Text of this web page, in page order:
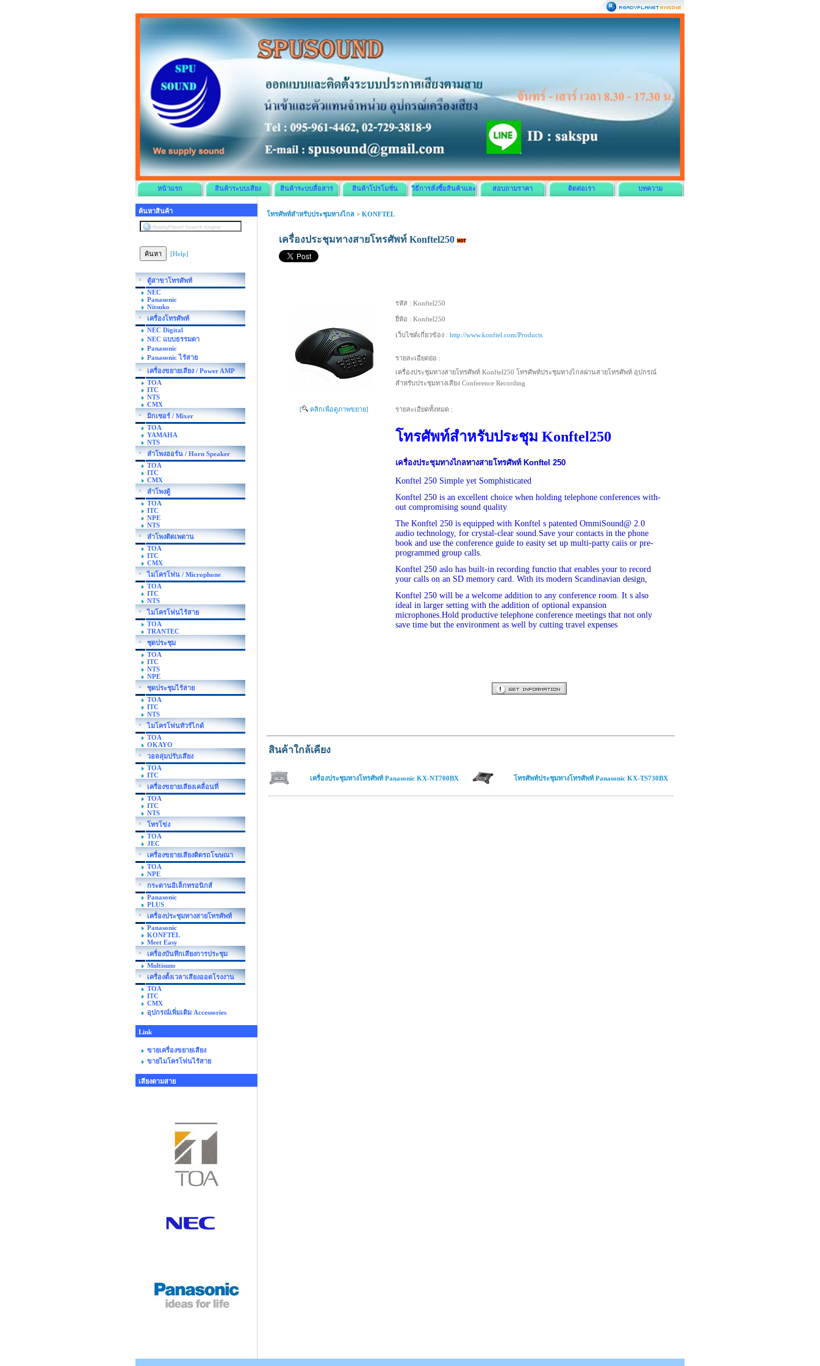
หน้าแรก สินค้าระบบเสียง สินค้าระบบสื่อสาร สินค้าโปรโมชั่น วิธีการสั่งซื้อสินค้าและ สอบถามราคา ติดต่อเรา บทความ
ค้นหาสินค้า
[Help]
ตู้สาขาโทรศัพท์
NEC
Panasonic
Nitsuko
เครื่องโทรศัพท์
NEC Digital
NEC แบบธรรมดา
Panasonic
Panasonic ไร้สาย
เครื่องขยายเสียง / Power AMP
TOA
ITC
NTS
CMX
มิกเซอร์ / Mixer
TOA
YAMAHA
NTS
ลำโพงฮอร์น / Horn Speaker
TOA
ITC
CMX
ลำโพงตู้
TOA
ITC
NPE
NTS
ลำโพงติดเพดาน
TOA
ITC
CMX
ไมโครโฟน / Microphone
TOA
ITC
NTS
ไมโครโฟนไร้สาย
TOA
TRANTEC
ชุดประชุม
TOA
ITC
NTS
NPE
ชุดประชุมไร้สาย
TOA
ITC
NTS
ไมโครโฟนทัวร์ไกด์
TOA
OKAYO
วอลลุ่มปรับเสียง
TOA
ITC
เครื่องขยายเสียงเคลื่อนที่
TOA
ITC
NTS
โทรโข่ง
TOA
JEC
เครื่องขยายเสียงติดรถโฆษณา
TOA
NPE
กระดานอิเล็กทรอนิกส์
Panasonic
PLUS
เครื่องประชุมทางสายโทรศัพท์
Panasonic
KONFTEL
Meet Easy
เครื่องบันทึกเสียงการประชุม
Multisuns
เครื่องตั้งเวลาเสียงออดโรงงาน
TOA
ITC
CMX
อุปกรณ์เพิ่มเติม Accessories
Link
ขายเครื่องขยายเสียง
ขายไมโครโฟนไร้สาย
เสียงตามสาย
โทรศัพท์สำหรับประชุมทางไกล >KONFTEL
เครื่องประชุมทางสายโทรศัพท์ Konftel250
[ คลิกเพื่อดูภาพขยาย]
รหัส : Konftel250
ยี่ห้อ : Konftel250
เว็บไซต์เกี่ยวข้อง : http://www.konftel.com/Products
รายละเอียดย่อ :
เครื่องประชุมทางสายโทรศัพท์ Konftel250 โทรศัพท์ประชุมทางไกลผ่านสายโทรศัพท์ อุปกรณ์
สำหรับประชุมทางเสียง Conference Recording
รายละเอียดทั้งหมด :
โทรศัพท์สำหรับประชุม Konftel250
เครื่องประชุมทางไกลทางสายโทรศัพท์ Konftel 250
Konftel 250 Simple yet Somphisticated
Konftel 250 is an excellent choice when holding telephone conferences with-
out compromising sound quality
The Konftel 250 is equipped with Konftel s patented OmmiSound@ 2.0
audio technology, for crystal-clear sound.Save your contacts in the phone
book and use the conference guide to easity set up multi-party caiis or pre-
programmed group calls.
Konftel 250 aslo has built-in recording functio that enables your to record
your calls on an SD memory card. With its modern Scandinavian design,
Konftel 250 will be a welcome addition to any conference room. It s also
ideal in larger setting with the addition of optional expansion
microphones.Hold productive telephone conference meetings that not only
save time but the environment as well by cutting travel expenses
สินค้าใกล้เคียง
เครื่องประชุมทางโทรศัพท์ Panasonic KX-NT700BX โทรศัพท์ประชุมทางโทรศัพท์ Panasonic KX-TS730BX